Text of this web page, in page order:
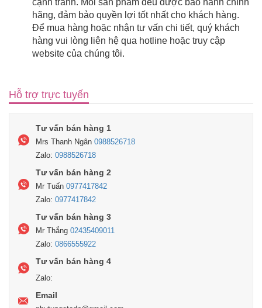
cạnh tranh. Mỗi sản phẩm đều được bảo hành chính
hãng, đảm bảo quyền lợi tốt nhất cho khách hàng.
Để mua hàng hoặc nhận tư vấn chi tiết, quý khách
hàng vui lòng liên hệ qua hotline hoặc truy cập
website của chúng tôi.
Hỗ trợ trực tuyến
Tư vấn bán hàng 1
Mrs Thanh Ngân 0988526718
Zalo: 0988526718
Tư vấn bán hàng 2
Mr Tuấn 0977417842
Zalo: 0977417842
Tư vấn bán hàng 3
Mr Thắng 02435409011
Zalo: 0866555922
Tư vấn bán hàng 4
Zalo:
Email